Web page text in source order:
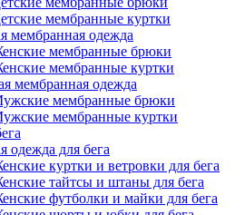
мембранные куртки
мембранная одежда
мембранные брюки
мембранные куртки
мембранная одежда
мембранные брюки
мембранные куртки
одежда для бега
куртки и ветровки для бега
тайтсы и штаны для бега
футболки и майки для бега